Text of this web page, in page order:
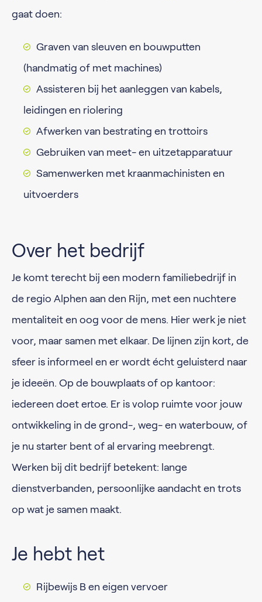
gaat doen:
Graven van sleuven en bouwputten
(handmatig of met machines)
Assisteren bij het aanleggen van kabels,
leidingen en riolering
Afwerken van bestrating en trottoirs
Gebruiken van meet- en uitzetapparatuur
Samenwerken met kraanmachinisten en
uitvoerders
Over het bedrijf
Je komt terecht bij een modern familiebedrijf in
de regio Alphen aan den Rijn, met een nuchtere
mentaliteit en oog voor de mens. Hier werk je niet
voor, maar samen met elkaar. De lijnen zijn kort, de
sfeer is informeel en er wordt écht geluisterd naar
je ideeën. Op de bouwplaats of op kantoor:
iedereen doet ertoe. Er is volop ruimte voor jouw
ontwikkeling in de grond-, weg- en waterbouw, of
je nu starter bent of al ervaring meebrengt.
Werken bij dit bedrijf betekent: lange
dienstverbanden, persoonlijke aandacht en trots
op wat je samen maakt.
Je hebt het
Rijbewijs B en eigen vervoer